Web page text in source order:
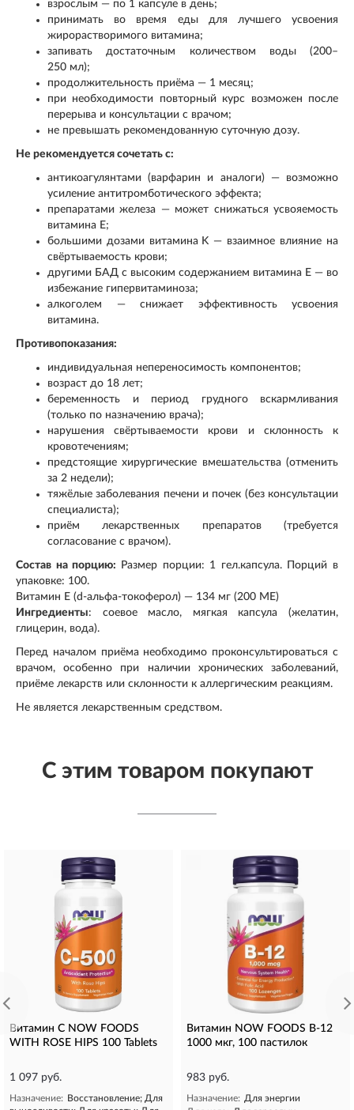
взрослым — по 1 капсуле в день;
принимать во время еды для лучшего усвоения
жирорастворимого витамина;
запивать достаточным количеством воды (200–
250 мл);
продолжительность приёма — 1 месяц;
при необходимости повторный курс возможен после
перерыва и консультации с врачом;
не превышать рекомендованную суточную дозу.
Не рекомендуется сочетать с:
антикоагулянтами (варфарин и аналоги) — возможно
усиление антитромботического эффекта;
препаратами железа — может снижаться усвояемость
витамина E;
большими дозами витамина K — взаимное влияние на
свёртываемость крови;
другими БАД с высоким содержанием витамина E — во
избежание гипервитаминоза;
алкоголем — снижает эффективность усвоения
витамина.
Противопоказания:
индивидуальная непереносимость компонентов;
возраст до 18 лет;
беременность и период грудного вскармливания
(только по назначению врача);
нарушения свёртываемости крови и склонность к
кровотечениям;
предстоящие хирургические вмешательства (отменить
за 2 недели);
тяжёлые заболевания печени и почек (без консультации
специалиста);
приём лекарственных препаратов (требуется
согласование с врачом).
Состав на порцию:
Размер порции: 1 гел.капсула. Порций в
упаковке: 100.
Витамин E (d-альфа-токоферол) — 134 мг (200 МЕ)
Ингредиенты: соевое масло, мягкая капсула (желатин,
глицерин, вода).
Перед началом приёма необходимо проконсультироваться с
врачом, особенно при наличии хронических заболеваний,
приёме лекарств или склонности к аллергическим реакциям.
Не является лекарственным средством.
С этим товаром покупают
Витамин С NOW FOODS
WITH ROSE HIPS 100 Tablets
1 097 руб.
Назначение: Восстановление; Для
Витамин NOW FOODS B-12
1000 мкг, 100 пастилок
983 руб.
Назначение: Для энергии